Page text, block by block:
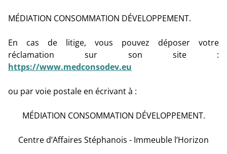
MÉDIATION CONSOMMATION DÉVELOPPEMENT.
En cas de litige, vous pouvez déposer votre
réclamation sur son site :
https://www.medconsodev.eu
ou par voie postale en écrivant à :
MÉDIATION CONSOMMATION DÉVELOPPEMENT.
Centre d’Affaires Stéphanois - Immeuble l’Horizon